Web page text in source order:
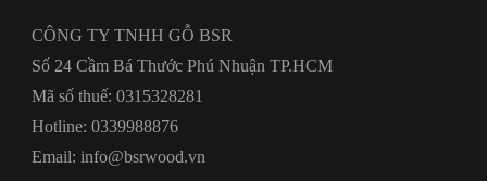
CÔNG TY TNHH GỖ BSR
Số 24 Cầm Bá Thước Phú Nhuận TP.HCM
Mã số thuế: 0315328281
Hotline: 0339988876
Email: info@bsrwood.vn